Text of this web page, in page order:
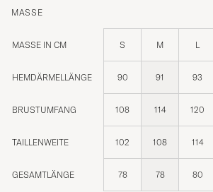
MASSE
MASSE IN CM S M L
HEMDÄRMELLÄNGE 90 91 93
BRUSTUMFANG 108 114 120
TAILLENWEITE 102 108 114
GESAMTLÄNGE 78 78 80